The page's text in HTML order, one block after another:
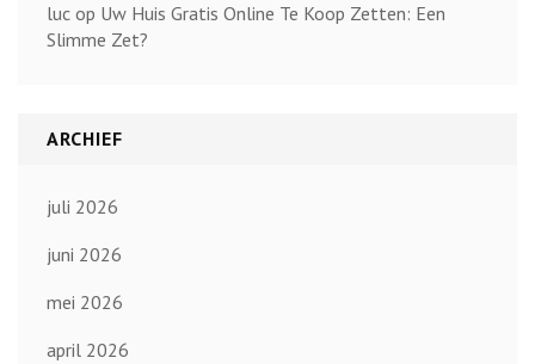
luc op Uw Huis Gratis Online Te Koop Zetten: Een
Slimme Zet?
ARCHIEF
juli 2026
juni 2026
mei 2026
april 2026